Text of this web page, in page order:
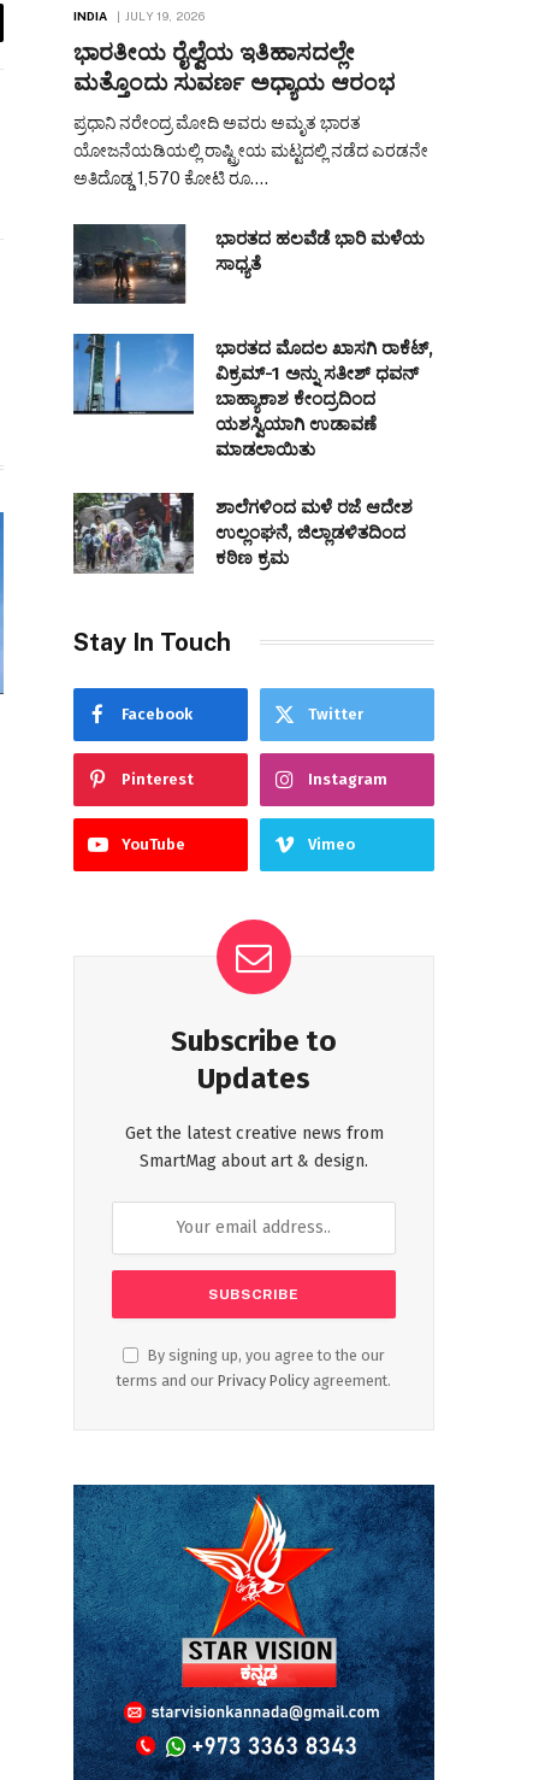
INDIA JULY 19, 2026
ಭಾರತೀಯ ರೈಲ್ವೆಯ ಇತಿಹಾಸದಲ್ಲೇ
ಮತ್ತೊಂದು ಸುವರ್ಣ ಅಧ್ಯಾಯ ಆರಂಭ
ಪ್ರಧಾನಿ ನರೇಂದ್ರ ಮೋದಿ ಅವರು ಅಮೃತ ಭಾರತ
ಯೋಜನೆಯಡಿಯಲ್ಲಿ ರಾಷ್ಟ್ರೀಯ ಮಟ್ಟದಲ್ಲಿ ನಡೆದ ಎರಡನೇ
ಅತಿದೊಡ್ಡ 1,570 ಕೋಟಿ ರೂ.…
ಭಾರತದ ಹಲವೆಡೆ ಭಾರಿ ಮಳೆಯ
ಸಾಧ್ಯತೆ
ಭಾರತದ ಮೊದಲ ಖಾಸಗಿ ರಾಕೆಟ್,
ವಿಕ್ರಮ್-1 ಅನ್ನು ಸತೀಶ್ ಧವನ್
ಬಾಹ್ಯಾಕಾಶ ಕೇಂದ್ರದಿಂದ
ಯಶಸ್ವಿಯಾಗಿ ಉಡಾವಣೆ
ಮಾಡಲಾಯಿತು
ಶಾಲೆಗಳಿಂದ ಮಳೆ ರಜೆ ಆದೇಶ
ಉಲ್ಲಂಘನೆ, ಜಿಲ್ಲಾಡಳಿತದಿಂದ
ಕಠಿಣ ಕ್ರಮ
Stay In Touch
Facebook Twitter
Pinterest Instagram
YouTube Vimeo
Subscribe to
Updates
Get the latest creative news from
SmartMag about art & design.
By signing up, you agree to the our
terms and our Privacy Policy agreement.